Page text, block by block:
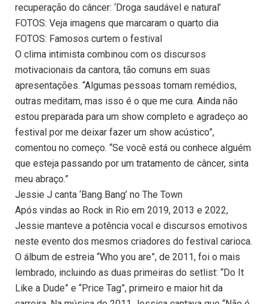
recuperação do câncer: ‘Droga saudável e natural’
FOTOS: Veja imagens que marcaram o quarto dia
FOTOS: Famosos curtem o festival
O clima intimista combinou com os discursos
motivacionais da cantora, tão comuns em suas
apresentações. “Algumas pessoas tomam remédios,
outras meditam, mas isso é o que me cura. Ainda não
estou preparada para um show completo e agradeço ao
festival por me deixar fazer um show acústico”,
comentou no começo. “Se você está ou conhece alguém
que esteja passando por um tratamento de câncer, sinta
meu abraço.”
Jessie J canta ‘Bang Bang’ no The Town
Após vindas ao Rock in Rio em 2019, 2013 e 2022,
Jessie manteve a potência vocal e discursos emotivos
neste evento dos mesmos criadores do festival carioca.
O álbum de estreia “Who you are”, de 2011, foi o mais
lembrado, incluindo as duas primeiras do setlist: “Do It
Like a Dude” e “Price Tag”, primeiro e maior hit da